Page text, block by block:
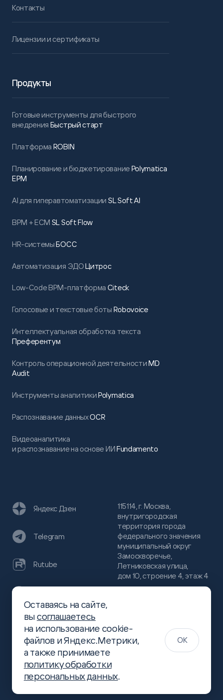
Контакты
Лицензии и сертификаты
Продукты
Готовые инструменты для быстрого
внедрения Быстрый старт
Платформа ROBIN
Планирование и бюджетированиеPolymatica
EPM
AI для гиперавтоматизации SL Soft AI
BPM + ECM SL Soft Flow
HR-системыБОСС
Автоматизация ЭДОЦитрос
Low-Code BPM-платформа Citeck
Голосовые и текстовые боты Robovoice
Интеллектуальная обработка текста
Преферентум
Контроль операционной деятельностиMD
Audit
Инструменты аналитикиPolymatica
Распознавание данныхOCR
Видеоаналитика
и распознавание на основе ИИFundamento
115114, г. Москва,
внутригородская
территория города
федерального значения
муниципальный округ
Замоскворечье,
Летниковская улица,
дом 10, строение 4, этаж 4
(499)
444-16-51
info@slsoft.ru
Яндекс Дзен
Telegram
Rutube
Хабр
Создание сайта
Оставаясь на сайте,
высоглашаетесь
на использование cookie-
файлов и Яндекс.Метрики,
а также принимаете
политику обработки
персональных данных.
OK